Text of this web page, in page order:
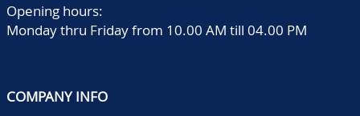
Opening hours:
Monday thru Friday from 10.00 AM till 04.00 PM
COMPANY INFO